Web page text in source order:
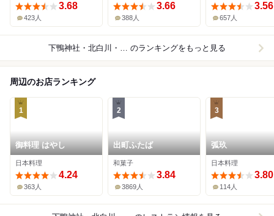
3.68
423人
3.66
388人
3.56
657人
下鴨神社・北白川・銀閣寺×ラーメン のランキングをもっと見る
周辺のお店ランキング
1
御料理 はやし
日本料理
4.24
363人
2
出町ふたば
和菓子
3.84
3869人
3
弧玖
日本料理
3.80
114人